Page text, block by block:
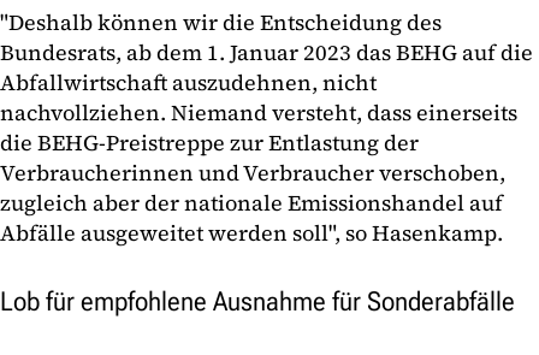
"Deshalb können wir die Entscheidung des
Bundesrats, ab dem 1. Januar 2023 das BEHG auf die
Abfallwirtschaft auszudehnen, nicht
nachvollziehen. Niemand versteht, dass einerseits
die BEHG-Preistreppe zur Entlastung der
Verbraucherinnen und Verbraucher verschoben,
zugleich aber der nationale Emissionshandel auf
Abfälle ausgeweitet werden soll", so Hasenkamp.
Lob für empfohlene Ausnahme für Sonderabfälle